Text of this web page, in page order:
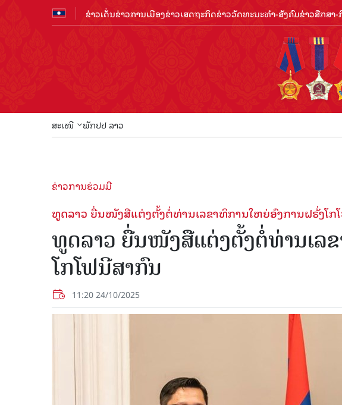
ຂ່າວເດັ່ນຂ່າວການເມືອງຂ່າວເສດຖະກິດຂ່າວວັດທະນະທຳ-ສັງຄົມຂ່າວສືກສາ-
ສະເໜີ ພັກປປ ລາວ
ຂ່າວການຮ່ວມມື
ທູດລາວ ຍື່ນໜັງສືແຕ່ງຕັ້ງຕໍ່ທ່ານເລຂາທິການໃຫຍ່ອົງການຝຣັ່ງໂກ
ທູດລາວ ຍື່ນໜັງສືແຕ່ງຕັ້ງຕໍ່ທ່ານເລ
ໂກໂຟນີສາກົນ
11:20 24/10/2025